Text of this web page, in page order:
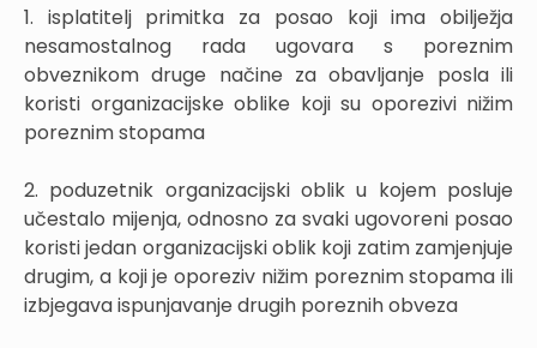
1. isplatitelj primitka za posao koji ima obilježja
nesamostalnog rada ugovara s poreznim
obveznikom druge načine za obavljanje posla ili
koristi organizacijske oblike koji su oporezivi nižim
poreznim stopama
2. poduzetnik organizacijski oblik u kojem posluje
učestalo mijenja, odnosno za svaki ugovoreni posao
koristi jedan organizacijski oblik koji zatim zamjenjuje
drugim, a koji je oporeziv nižim poreznim stopama ili
izbjegava ispunjavanje drugih poreznih obveza